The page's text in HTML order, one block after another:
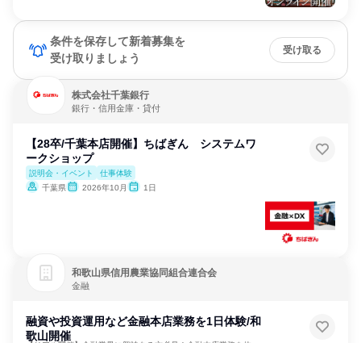
条件を保存して新着募集を
受け取りましょう
受け取る
株式会社千葉銀行
銀行・信用金庫・貸付
【28卒/千葉本店開催】ちばぎん システムワ
ークショップ
説明会・イベント
仕事体験
千葉県
2026年10月 1日
和歌山県信用農業協同組合連合会
金融
融資や投資運用など金融本店業務を1日体験/和
歌山開催